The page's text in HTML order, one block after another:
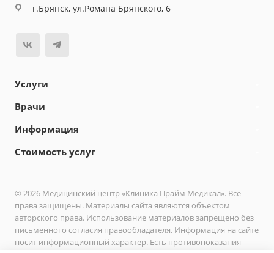
г.Брянск, ул.Романа Брянского, 6
Услуги
Врачи
Информация
Стоимость услуг
© 2026 Медицинский центр «Клиника Прайм Медикал». Все
права защищены. Материалы сайта являются объектом
авторского права. Использование материалов запрещено без
письменного согласия правообладателя. Информация на сайте
носит информационный характер. Есть противопоказания –